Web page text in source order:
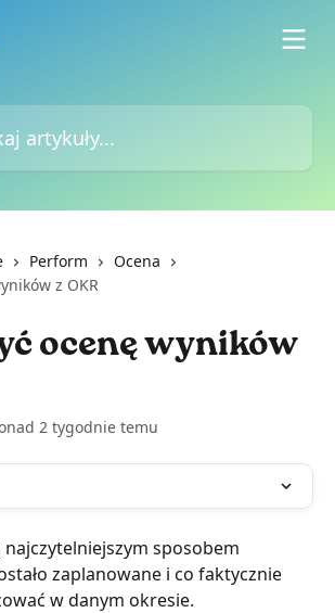
Perform
Ocena
z OKR
ocenę wyników
2 tygodnie temu
najczytelniejszym sposobem
zaplanowane i co faktycznie
w danym okresie.